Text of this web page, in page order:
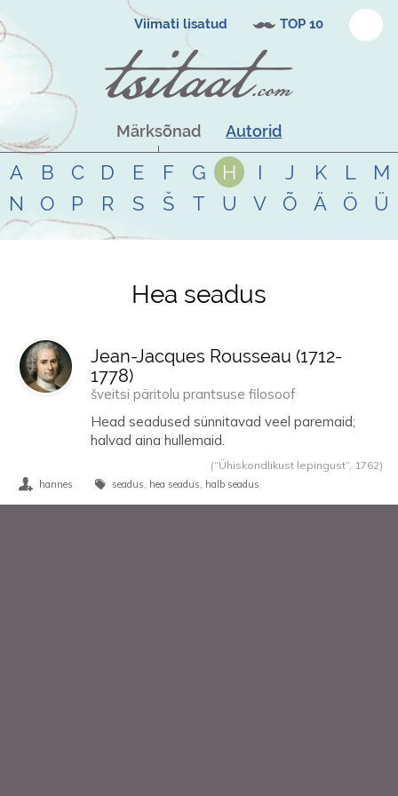
Viimati lisatud TOP 10
Märksõnad Autorid
A B C D E F G H I J K L
M
N
O P R S Š T U V Õ Ä Ö Ü
Tsitaadid teemalhea seadus
Hea seadus
Jean-Jacques Rousseau (1712-
1778)
šveitsi päritolu prantsuse filosoof
Head seadused sünnitavad veel paremaid;
halvad aina hullemaid.
(“Ühiskondlikust lepingust”, 1762)
hannes seadus hea seadus halb seadus